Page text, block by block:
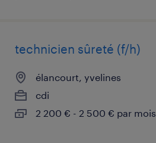
technicien sûreté (f/h)
élancourt, yvelines
cdi
2 200 € - 2 500 € par mois